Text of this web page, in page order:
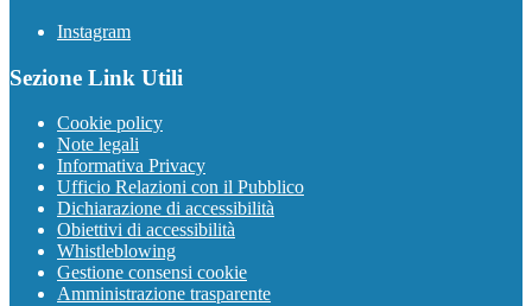
Instagram
Sezione Link Utili
Cookie policy
Note legali
Informativa Privacy
Ufficio Relazioni con il Pubblico
Dichiarazione di accessibilità
Obiettivi di accessibilità
Whistleblowing
Gestione consensi cookie
Amministrazione trasparente